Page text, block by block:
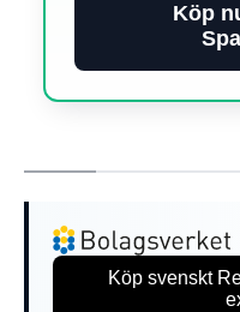
Köp
Köp svenskt